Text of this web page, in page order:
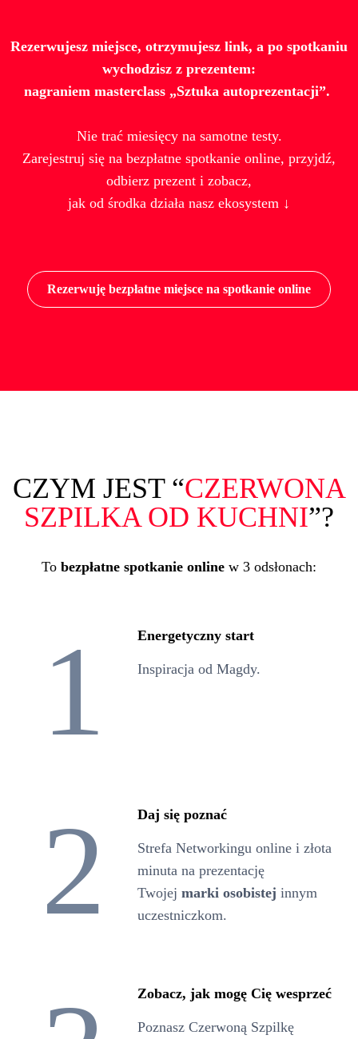
Rezerwujesz miejsce, otrzymujesz link, a po spotkaniu
wychodzisz z prezentem:
nagraniem masterclass „Sztuka autoprezentacji”.
Nie trać miesięcy na samotne testy.
Zarejestruj się na bezpłatne spotkanie online, przyjdź,
odbierz prezent i zobacz,
jak od środka działa nasz ekosystem ↓
Rezerwuję bezpłatne miejsce na spotkanie online
CZYM JEST “CZERWONA
SZPILKA OD KUCHNI”?
To bezpłatne spotkanie online w 3 odsłonach:
1 Energetyczny start
Inspiracja od Magdy.
2 Daj się poznać
Strefa Networkingu online i złota
minuta na prezentację
Twojej marki osobistej innym
uczestniczkom.
Zobacz, jak mogę Cię wesprzeć
Poznasz Czerwoną Szpilkę